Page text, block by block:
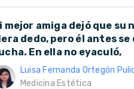
mejor amiga dejó que su
dedo, pero él antes se
En ella no eyaculó,
Luisa Fernanda Ortegón
Medicina Estética